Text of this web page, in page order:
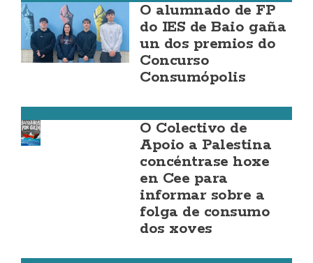
O alumnado de FP
do IES de Baio gaña
un dos premios do
Concurso
Consumópolis
O Colectivo de
Apoio a Palestina
concéntrase hoxe
en Cee para
informar sobre a
folga de consumo
dos xoves